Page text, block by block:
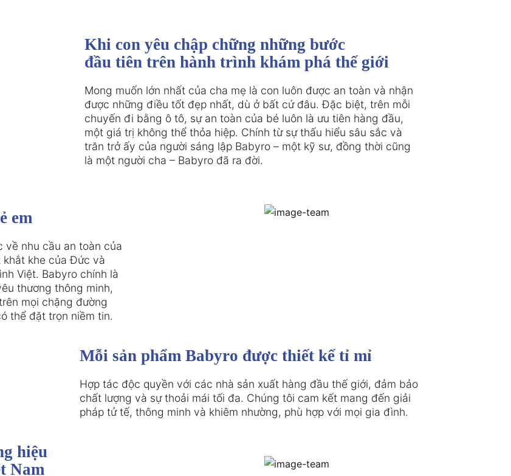
Khi con yêu chập chững những bước
đầu tiên trên hành trình khám phá thế giới
Mong muốn lớn nhất của cha mẹ là con luôn được an toàn và nhận
được những điều tốt đẹp nhất, dù ở bất cứ đâu. Đặc biệt, trên mỗi
chuyến đi bằng ô tô, sự an toàn của bé luôn là ưu tiên hàng đầu,
một giá trị không thể thỏa hiệp. Chính từ sự thấu hiểu sâu sắc và
trăn trở ấy của người sáng lập Babyro – một kỹ sư, đồng thời cũng
là một người cha – Babyro đã ra đời.
em
về nhu cầu an toàn của
khe của Đức và
Việt. Babyro chính là
thương thông minh,
mọi chặng đường
thể đặt trọn niềm tin.
Mỗi sản phẩm Babyro được thiết kế tỉ mỉ
Hợp tác độc quyền với các nhà sản xuất hàng đầu thế giới, đảm bảo
chất lượng và sự thoải mái tối đa. Chúng tôi cam kết mang đến giải
pháp tử tế, thông minh và khiêm nhường, phù hợp với mọi gia đình.
hiệu
Nam